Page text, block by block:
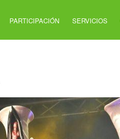
PARTICIPACIÓN SERVICIOS